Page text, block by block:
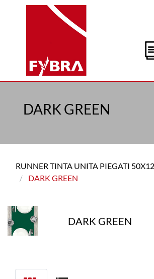
DARK GREEN
RUNNER TINTA UNITA PIEGATI
DARK GREEN
DARK GREEN